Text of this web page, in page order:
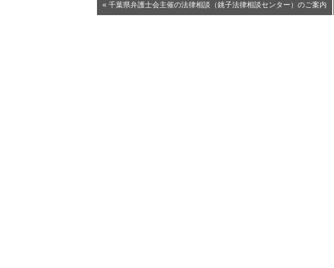
« 千葉県弁護士会主催の法律相談（銚子法律相談センター）のご案内